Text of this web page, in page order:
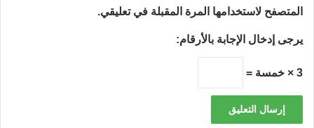
المتصفح لاستخدامها المرة المقبلة في تعليقي.
يرجى إدخال الإجابة بالأرقام:
3 × خمسة =